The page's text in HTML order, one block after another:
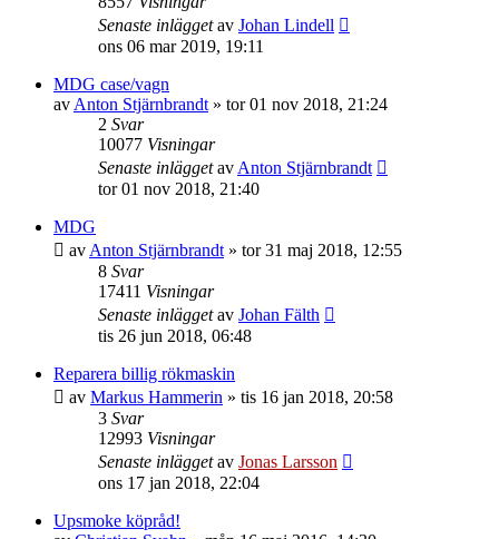
Senaste inläggetav Johan Lindell
ons 06 mar 2019, 19:11
MDG case/vagn
av Anton Stjärnbrandt » tor 01 nov 2018, 21:24
2 Svar
10077 Visningar
Senaste inläggetav Anton Stjärnbrandt
tor 01 nov 2018, 21:40
MDG
av Anton Stjärnbrandt » tor 31 maj 2018, 12:55
8 Svar
17411 Visningar
Senaste inläggetav Johan Fälth
tis 26 jun 2018, 06:48
Reparera billig rökmaskin
av Markus Hammerin » tis 16 jan 2018, 20:58
3 Svar
12993 Visningar
Senaste inläggetav Jonas Larsson
ons 17 jan 2018, 22:04
Upsmoke köpråd!